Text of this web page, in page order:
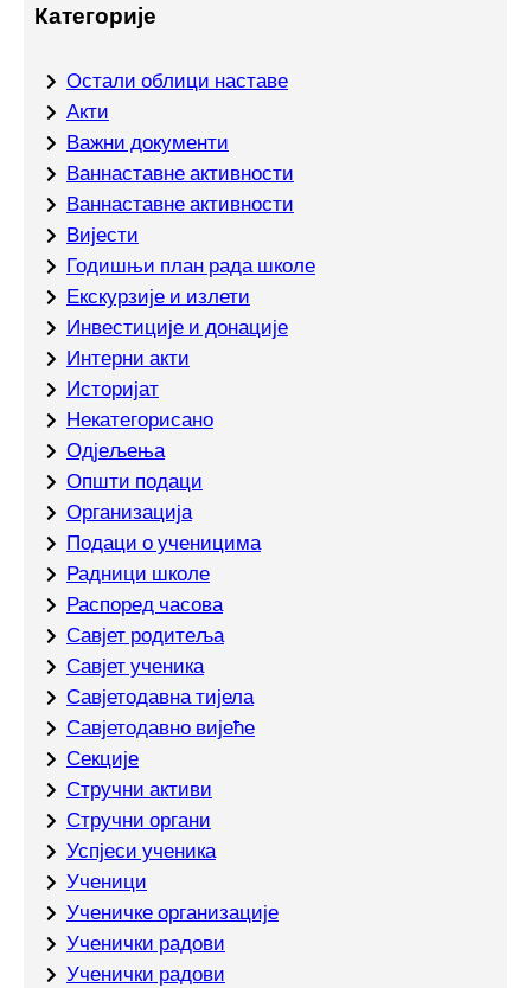
Категорије
Oстали облици наставе
Акти
Важни документи
Ваннаставне активности
Ваннаставне активности
Вијести
Годишњи план рада школе
Екскурзије и излети
Инвестиције и донације
Интерни акти
Историјат
Некатегорисано
Одјељења
Општи подаци
Организација
Подаци о ученицима
Радници школе
Распоред часова
Савјет родитеља
Савјет ученика
Савјетодавна тијела
Савјетодавно вијеће
Секције
Стручни активи
Стручни органи
Успјеси ученика
Ученици
Ученичке организације
Ученички радови
Ученички радови